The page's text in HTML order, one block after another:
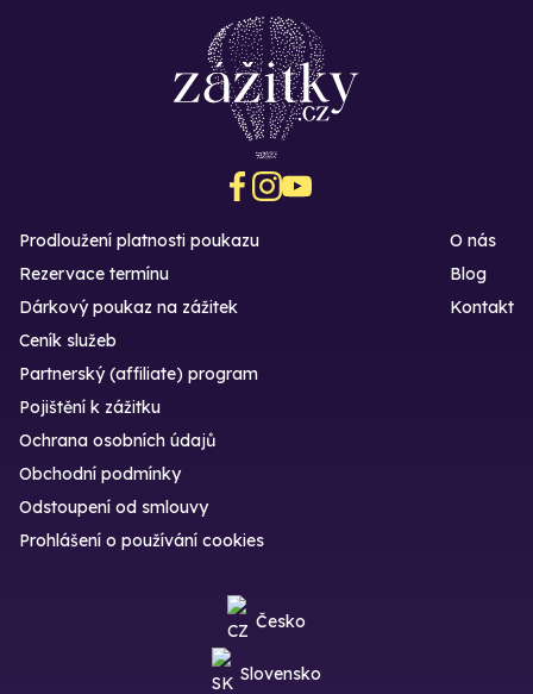
Prodloužení platnosti poukazu
Rezervace termínu
Dárkový poukaz na zážitek
O nás
Blog
Kontakt
Ceník služeb
Partnerský (affiliate) program
Pojištění k zážitku
Ochrana osobních údajů
Obchodní podmínky
Odstoupení od smlouvy
Prohlášení o používání cookies
Česko
Slovensko